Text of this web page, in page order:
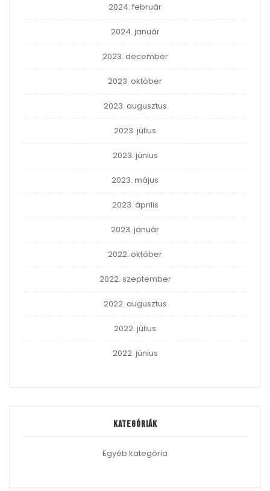
2024. február
2024. január
2023. december
2023. október
2023. augusztus
2023. július
2023. június
2023. május
2023. április
2023. január
2022. október
2022. szeptember
2022. augusztus
2022. július
2022. június
Kategóriák
Egyéb kategória